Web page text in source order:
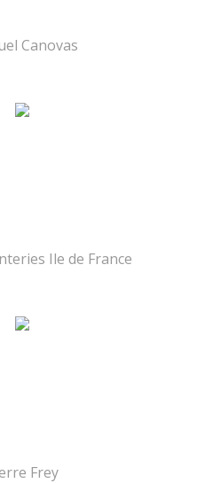
Canovas
Ile de France
Frey